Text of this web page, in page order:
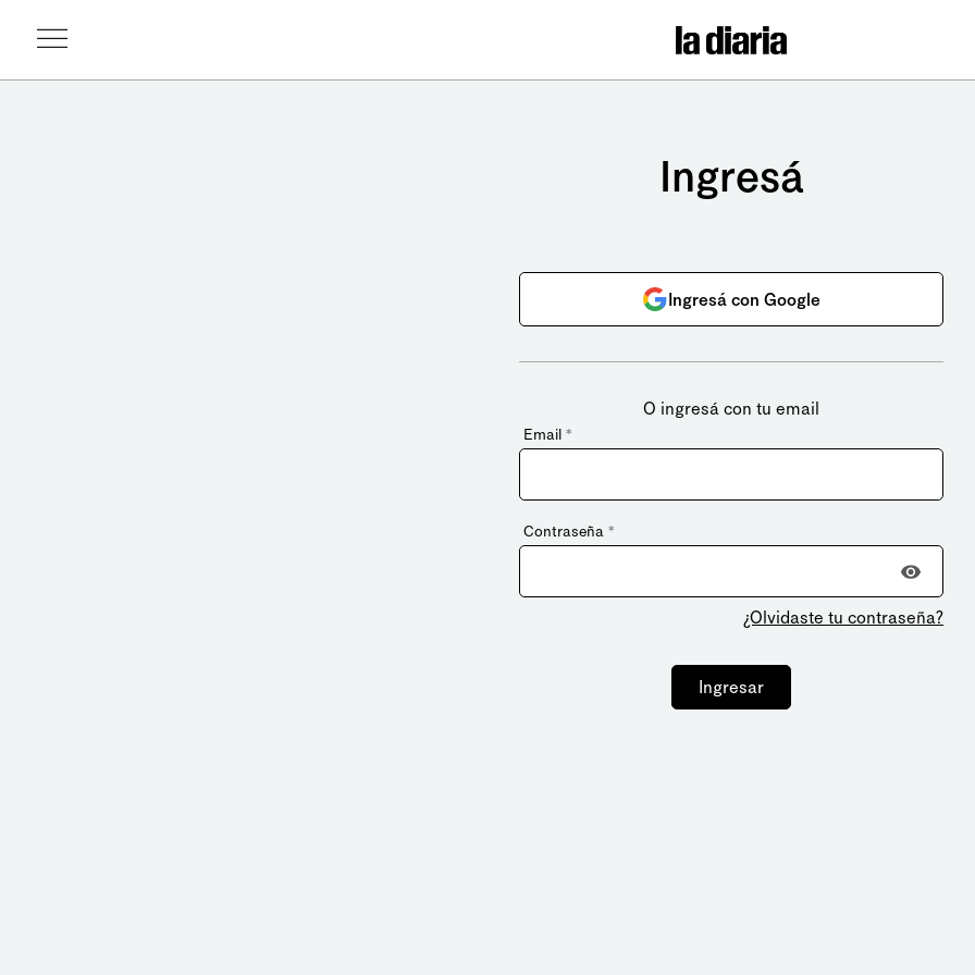
Ingresá
Ingresá con Google
O ingresá con tu email
Email *
Contraseña *
¿Olvidaste tu contraseña?
Ingresar